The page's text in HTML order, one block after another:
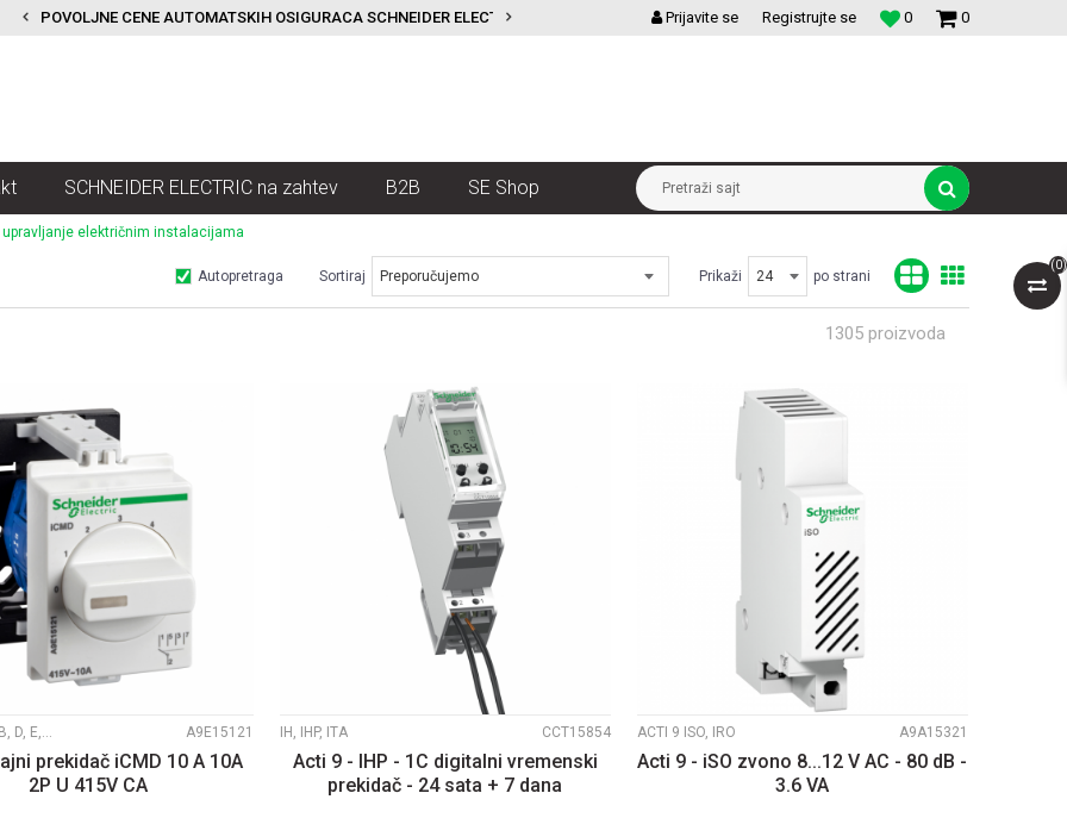
POVOLJNE CENE AUTOMATSKIH OSIGURACA SCHNEIDER ELECTRIC VELIKI IZBOR MODULARNIH PREKIDACA I UTICNICA 0
0
Prijavite se Registrujte se
SCHNEIDER ELECTRIC na zahtev B2B SE Shop Pretraži sajt
(0)
električnim instalacijama
Autopretraga Sortiraj Prikaži po strani
1305 proizvoda
UPOREDI
ACTI 9 ICM B, D, E, C, V, A A9E15121
prekidač iCMD 10 A 10A
2P U 415V CA
UPOREDI
IH, IHP, ITA CCT15854
Acti 9 - IHP - 1C digitalni vremenski
prekidač - 24 sata + 7 dana
UPOREDI
ACTI 9 ISO, IRO A9A15321
Acti 9 - iSO zvono 8...12 V AC - 80 dB -
3.6 VA